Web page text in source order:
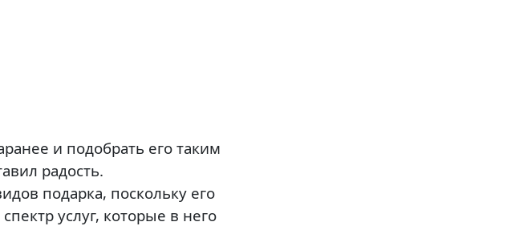
и подобрать его таким
радость.
подарка, поскольку его
услуг, которые в него